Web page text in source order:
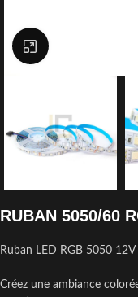
Click to enlarge
RUBAN 5050/60
Ruban LED RGB 5050
Créez une ambiance